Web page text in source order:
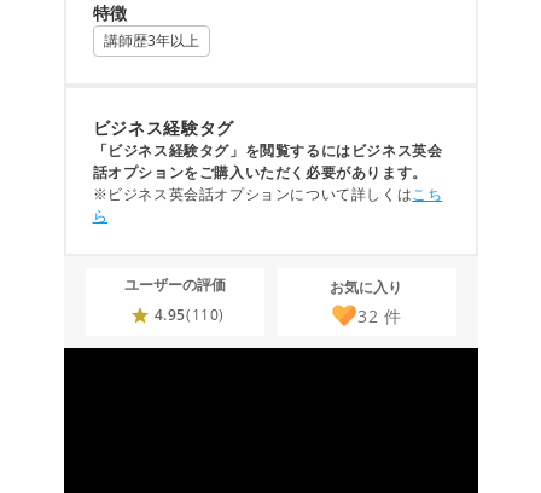
特徴
講師歴3年以上
ビジネス経験タグ
「ビジネス経験タグ」を閲覧するにはビジネス英会
話オプションをご購入いただく必要があります。
※ビジネス英会話オプションについて詳しくはこち
ら
ユーザーの評価
4.95(110)
お気に入り
32 件